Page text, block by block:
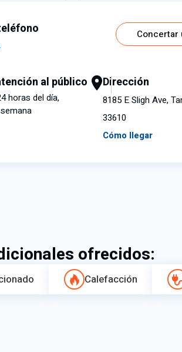
Concertar
al público
horas del día,
Dirección
8185 E Sligh Ave,
33610
Cómo llegar
ofrecidos:
Calefacción